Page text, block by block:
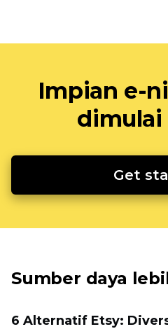
Impian e-
dimulai
Get
Sumber daya
6 Alternatif Etsy: